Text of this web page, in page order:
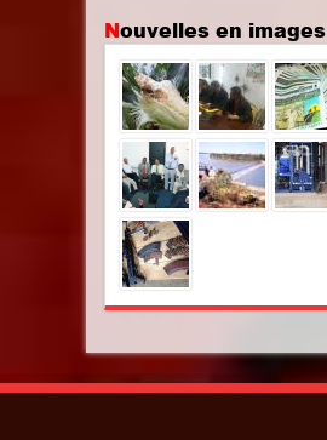
Nouvelles en images